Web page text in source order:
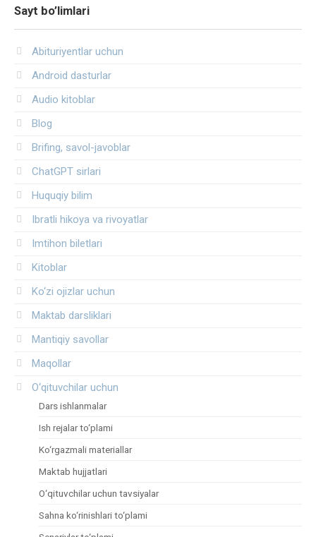
Sayt bo’limlari
Abituriyentlar uchun
Android dasturlar
Audio kitoblar
Blog
Brifing, savol-javoblar
ChatGPT sirlari
Huquqiy bilim
Ibratli hikoya va rivoyatlar
Imtihon biletlari
Kitoblar
Ko‘zi ojizlar uchun
Maktab darsliklari
Mantiqiy savollar
Maqollar
O‘qituvchilar uchun
Dars ishlanmalar
Ish rejalar to‘plami
Ko‘rgazmali materiallar
Maktab hujjatlari
O‘qituvchilar uchun tavsiyalar
Sahna ko‘rinishlari to‘plami